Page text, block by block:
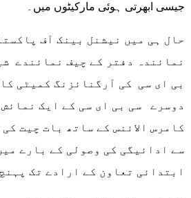
جیسی ابھرتی ہوئی مارکیٹوں میں۔
حال ہی میں نیشنل بینک آف
نمائندہ دفتر کے چیف نمائندے
بی ای سی کی آرگنائزنگ کمیٹی کا
دوسرے سی بی ای سی کے ایک
کامرس الائنس کے ساتھ بات چیت
سے ادائیگی کی وصولی کے بارے
ابتدائی تعاون کے ارادے تک